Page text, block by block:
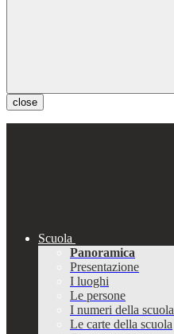
close
Scuola
Panoramica
Presentazione
I luoghi
Le persone
I numeri della scuola
Le carte della scuola